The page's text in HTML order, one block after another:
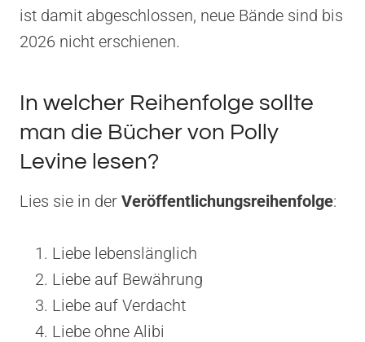
ist damit abgeschlossen, neue Bände sind bis
2026 nicht erschienen.
In welcher Reihenfolge sollte
man die Bücher von Polly
Levine lesen?
Lies sie in der Veröffentlichungsreihenfolge:
Liebe lebenslänglich
Liebe auf Bewährung
Liebe auf Verdacht
Liebe ohne Alibi